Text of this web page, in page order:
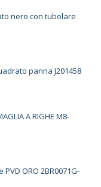
nero con tubolare
panna J201458
A RIGHE M8-
ORO 2BR0071G-